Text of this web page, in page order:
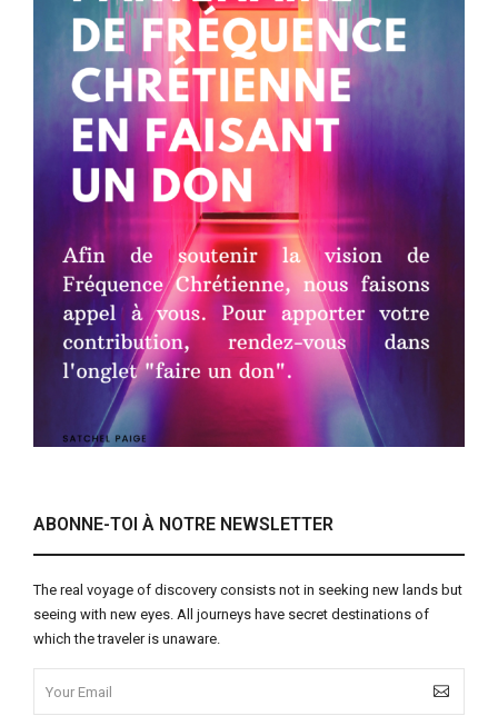
ABONNE-TOI À NOTRE NEWSLETTER
The real voyage of discovery consists not in seeking new lands but
seeing with new eyes. All journeys have secret destinations of
which the traveler is unaware.